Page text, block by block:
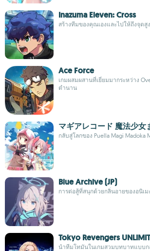
Inazuma Eleven: Cross
สร้างทีมของคุณเองและไปให้ถึงจุดสู
Ace Force
เกมผสมผสานที่เยี่ยมมากระหว่าง
ตำนาน
マギアレコード 魔法少女
กลับสู่โลกของ Puella Magi Madoka
Blue Archive (JP)
การต่อสู้ที่สนุกด้วยกลิ่นอายของอนิเม
Tokyo Revengers
นำทีมโทมันในเกมสวมบทบาทแบบ